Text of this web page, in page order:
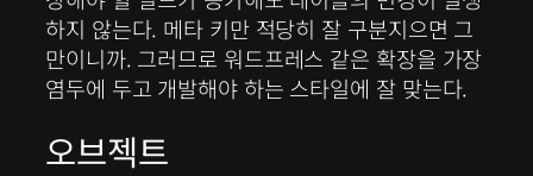
하지 않는다. 메타 키만 적당히 잘 구분지으면 그
만이니까. 그러므로 워드프레스 같은 확장을 가장
염두에 두고 개발해야 하는 스타일에 잘 맞는다.
오브젝트